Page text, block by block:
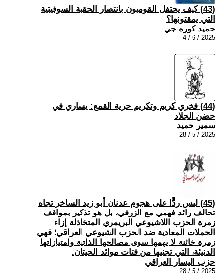
(43) كيف يحتفل القوميون بانتصار الحقبة السوفيتية
التي يمقتونها؟
حميد كوره جي
2025 / 6 / 4
(44) فخري كريم وتكريم حرية القمع: يساري في
حضن الجلاد
سمير حميد
2025 / 5 / 28
(45) ليس ردًّا على هجوم عدنان أبو زيد الساخر تجاه
تحالف رائد فهمي مع الزرفي، بل هو تذكير بمواقف
زمرة الحزب اللاشيوعي البريمري المتخاذلة إزاء
الحملات المعادية ضد الحزب الشيوعي العراقي؛ فهي
زمرة خائنة لا يهمها سوى مصالحها الذاتية وامتيازاتها
الدنيئة، التي تجنيها من فتات موائد الحيتان.
حزب اليسار العراقي
2025 / 5 / 28